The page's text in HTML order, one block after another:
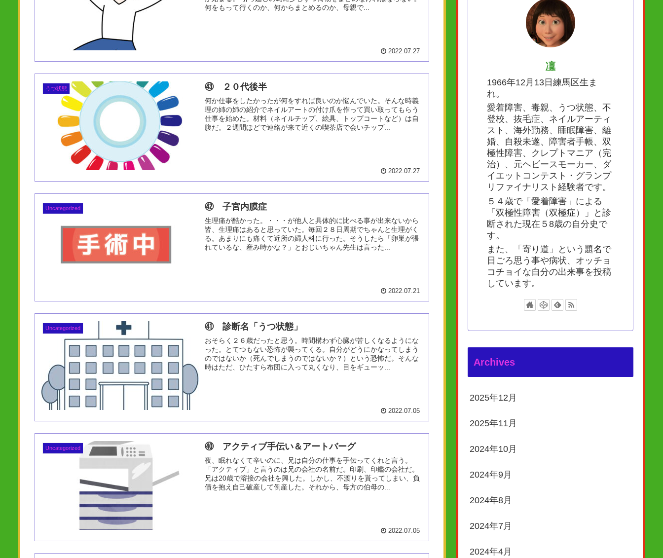
何をもって行くのか、何からまとめるのか、母親で...
2022.07.27
うつ状態 ㊸ ２０代後半
何か仕事をしたかったが何をすれば良いのか悩んでいた。そんな時義
理の姉の姉の紹介でネイルアートの付け爪を作って買い取ってもらう
仕事を始めた。材料（ネイルチップ、絵具、トップコートなど）は自
腹だ。２週間ほどで連絡が来て近くの喫茶店で会いチップ...
2022.07.27
Uncategorized ㊷ 子宮内膜症
生理痛が酷かった。・・・が他人と具体的に比べる事が出来ないから
皆、生理痛はあると思っていた。毎回２８日周期でちゃんと生理がく
る。あまりにも痛くて近所の婦人科に行った。そうしたら「卵巣が張
れているな、産み時かな？」とおじいちゃん先生は言った...
2022.07.21
Uncategorized ㊶ 診断名「うつ状態」
おそらく２６歳だったと思う。時間構わず心臓が苦しくなるようにな
った。とてつもない恐怖が襲ってくる。自分がどうにかなってしまう
のではないか（死んでしまうのではないか？）という恐怖だ。そんな
時はただ、ひたすら布団に入って丸くなり、目をギューッ...
2022.07.05
Uncategorized ㊵ アクティブ手伝い＆アートバーグ
夜、眠れなくて辛いのに、兄は自分の仕事を手伝ってくれと言う。
「アクティブ」と言うのは兄の会社の名前だ。印刷、印鑑の会社だ。
兄は20歳で溶接の会社を興した。しかし、不渡りを貰ってしまい、負
債を抱え自己破産して倒産した。それから、母方の伯母の...
2022.07.05
凜
1966年12月13日練馬区生ま
れ。
愛着障害、毒親、うつ状態、不
登校、抜毛症、ネイルアーティ
スト、海外勤務、睡眠障害、離
婚、自殺未遂、障害者手帳、双
極性障害、クレプトマニア（完
治）、元ヘビースモーカー、ダ
イエットコンテスト・グランプ
リファイナリスト経験者です。
５４歳で「愛着障害」による
「双極性障害（双極症）」と診
断された現在５8歳の自分史で
す。
また、「寄り道」という題名で
日ごろ思う事や病状、オッチョ
コチョイな自分の出来事を投稿
しています。
Archives
2025年12月
2025年11月
2024年10月
2024年9月
2024年8月
2024年7月
2024年4月